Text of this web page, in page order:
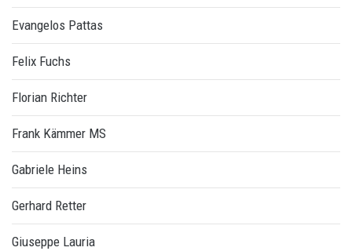
Evangelos Pattas
Felix Fuchs
Florian Richter
Frank Kämmer MS
Gabriele Heins
Gerhard Retter
Giuseppe Lauria